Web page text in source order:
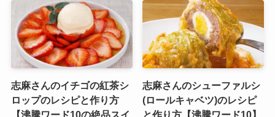
志麻さんのイチゴの紅茶シ
ロップのレシピと作り方
【沸騰ワード10の絶品スイ
志麻さんのシューファルシ
(ロールキャベツ)のレシピ
と作り方【沸騰ワード10】